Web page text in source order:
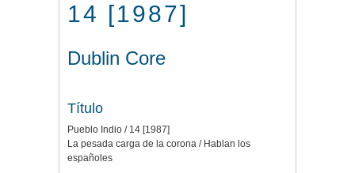
14 [1987]
Dublin Core
Título
Pueblo Indio / 14 [1987]
La pesada carga de la corona / Hablan los
españoles